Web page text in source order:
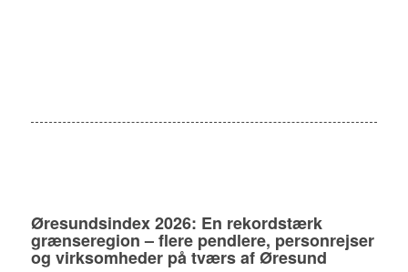
Øresundsindex 2026: En rekordstærk
grænseregion – flere pendlere, personrejser
og virksomheder på tværs af Øresund